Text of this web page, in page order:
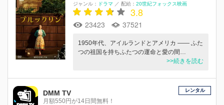
ジャンル：
ドラマ ／ 配給： 20世紀フォックス映画
3.8
23423 37521
1950年代、アイルランドとアメリカ ―― ふた
つの祖国を持ちふたつの運命と愛の間…
>>続きを読む
DMM TV
月額550円が14日間無料！
レンタル